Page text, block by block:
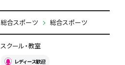
保護者の当番なし
総合スポーツ 総合スポーツ
スクール・教室
レディース歓迎